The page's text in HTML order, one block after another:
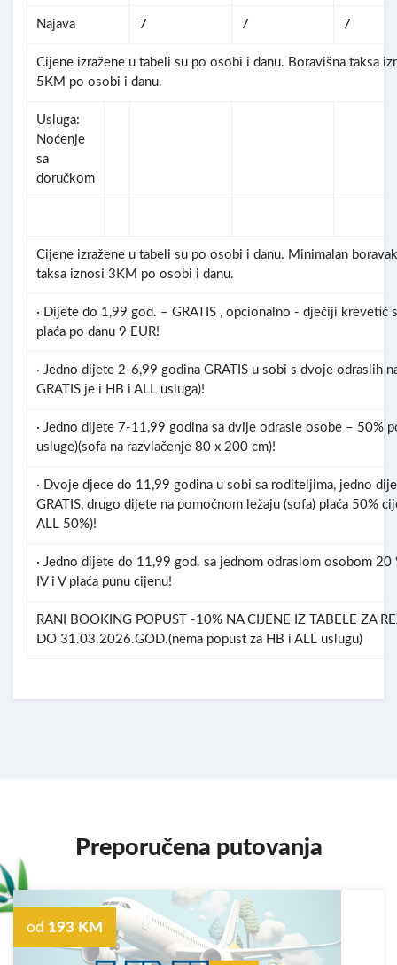
Najava 7 7 7
Cijene izražene u tabeli su po osobi i danu. Boravišna taksa
5KM po osobi i danu.
Usluga:
Noćenje
sa
doručkom
Cijene izražene u tabeli su po osobi i danu. Minimalan
taksa iznosi 3KM po osobi i danu.
· Dijete do 1,99 god. – GRATIS , opcionalno - dječiji krevetić
plaća po danu 9 EUR!
· Jedno dijete 2-6,99 godina GRATIS u sobi s dvoje odraslih
GRATIS je i HB i ALL usluga)!
· Jedno dijete 7-11,99 godina sa dvije odrasle osobe – 50%
usluge)(sofa na razvlačenje 80 x 200 cm)!
· Dvoje djece do 11,99 godina u sobi sa roditeljima, jedno
GRATIS, drugo dijete na pomoćnom ležaju (sofa) plaća 50%
ALL 50%)!
· Jedno dijete do 11,99 god. sa jednom odraslom osobom 20
IV i V plaća punu cijenu!
RANI BOOKING POPUST -10% NA CIJENE IZ TABELE ZA
DO 31.03.2026.GOD.(nema popust za HB i ALL uslugu)
Preporučena putovanja
od 193 KM